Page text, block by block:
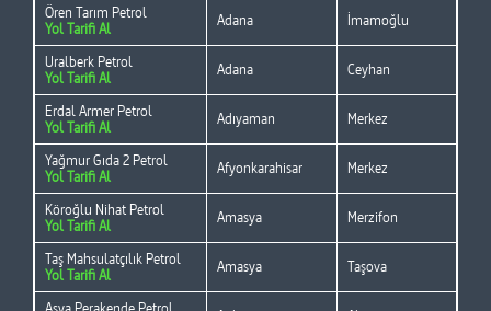
Ören Tarım Petrol
Yol Tarifi Al
Adana İmamoğlu
Uralberk Petrol
Yol Tarifi Al
Adana Ceyhan
Erdal Armer Petrol
Yol Tarifi Al
Adıyaman Merkez
Yağmur Gıda 2 Petrol
Yol Tarifi Al
Afyonkarahisar Merkez
Köroğlu Nihat Petrol
Yol Tarifi Al
Amasya Merzifon
Taş Mahsulatçılık Petrol
Yol Tarifi Al
Amasya Taşova